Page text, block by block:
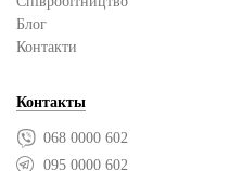
Блог
Контакти
Контакты
068 0000 602
095 0000 602